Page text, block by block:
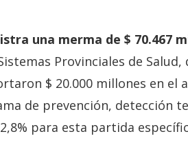
una merma de $ 70.467
Provinciales de
$ 20.000 millones en el
de prevención, detección
para esta partida